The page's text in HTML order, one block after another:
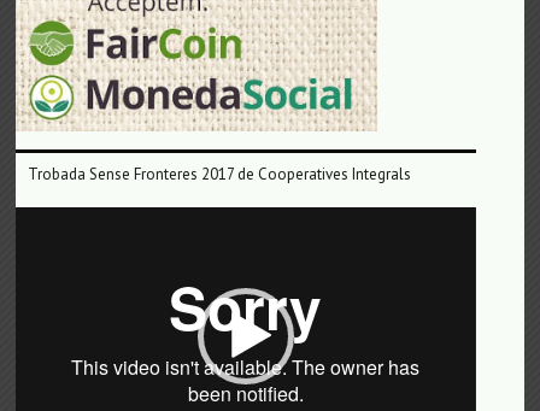
Trobada Sense Fronteres 2017 de Cooperatives Integrals